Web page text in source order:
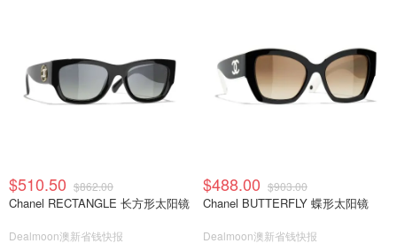
$510.50 $862.00
Chanel RECTANGLE 长方形太阳镜
Dealmoon澳新省钱快报
$488.00 $903.00
Chanel BUTTERFLY 蝶形太阳镜
Dealmoon澳新省钱快报